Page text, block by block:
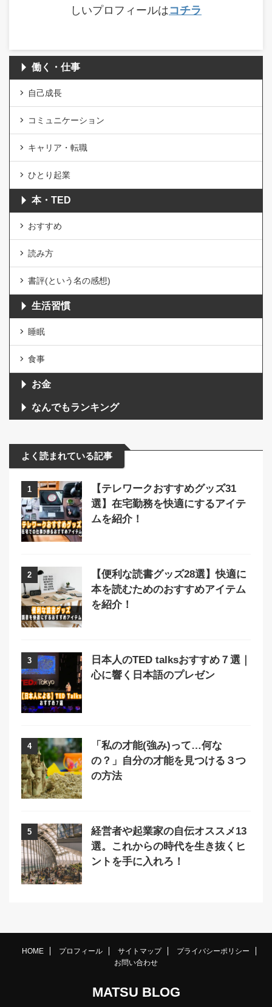
しいプロフィールはコチラ
働く・仕事
自己成長
コミュニケーション
キャリア・転職
ひとり起業
本・TED
おすすめ
読み方
書評(という名の感想)
生活習慣
睡眠
食事
お金
なんでもランキング
よく読まれている記事
1
【テレワークおすすめグッズ31
選】在宅勤務を快適にするアイテ
ムを紹介！
2
【便利な読書グッズ28選】快適に
本を読むためのおすすめアイテム
を紹介！
3
日本人のTED talksおすすめ７選｜
心に響く日本語のプレゼン
4
「私の才能(強み)って…何な
の？」自分の才能を見つける３つ
の方法
5
経営者や起業家の自伝オススメ13
選。これからの時代を生き抜くヒ
ントを手に入れろ！
HOME プロフィール サイトマップ
プライバシーポリシー
お問い合わせ
MATSU BLOG